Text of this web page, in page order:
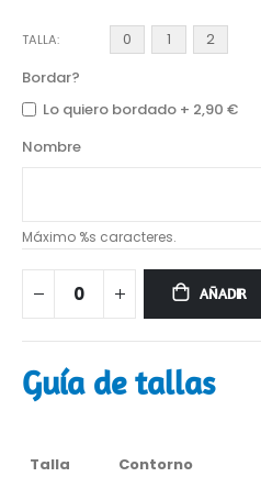
TALLA 0 1
2
Bordar?
Lo quiero bordado + 2,90 €
Nombre
Máximo %s caracteres.
AÑADIR
Guía de tallas
Talla Contorno